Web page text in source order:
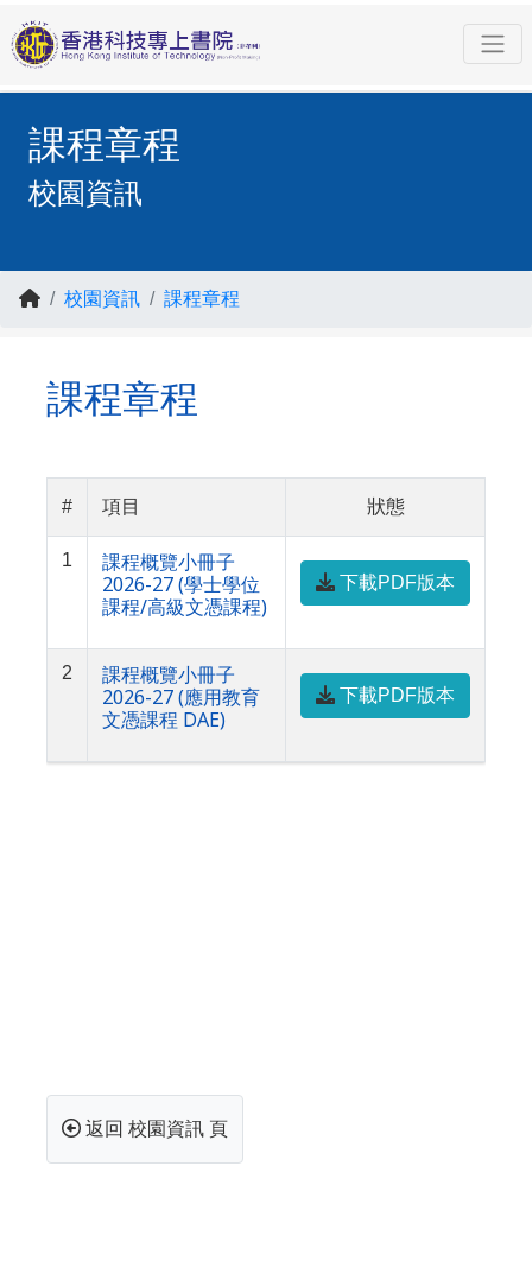
課程章程
校園資訊
校園資訊 課程章程
課程章程
# 項目 狀態
1
課程概覽小冊子
2026-27 (學士學位
課程/高級文憑課程)
下載PDF版本
2
課程概覽小冊子
2026-27 (應用教育
文憑課程 DAE)
下載PDF版本
返回 校園資訊 頁